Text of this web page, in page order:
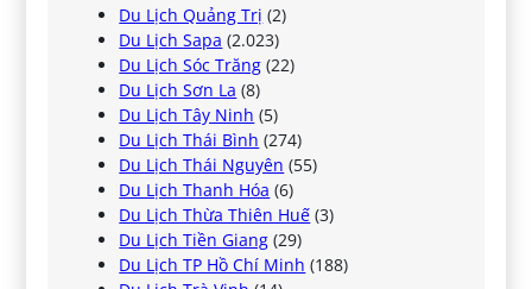
Du Lịch Quảng Trị (2)
Du Lịch Sapa (2.023)
Du Lịch Sóc Trăng (22)
Du Lịch Sơn La (8)
Du Lịch Tây Ninh (5)
Du Lịch Thái Bình (274)
Du Lịch Thái Nguyên (55)
Du Lịch Thanh Hóa (6)
Du Lịch Thừa Thiên Huế (3)
Du Lịch Tiền Giang (29)
Du Lịch TP Hồ Chí Minh (188)